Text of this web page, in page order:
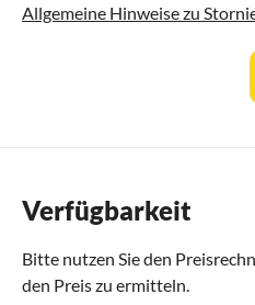
Allgemeine Hinweise zu
Verfügbarkeit
Bitte nutzen Sie den
den Preis zu ermitteln.